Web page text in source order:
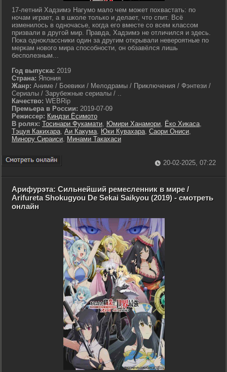
17-летний Хадзимэ Нагумо мало чем может похвастать: по
ночам играет, а в школе только и делает, что спит. Всё
изменилось в одночасье, когда его вместе со всем классом
призвали в другой мир. Правда, Хадзимэ не отличился и здесь.
Пока одноклассники один за другим открывали невероятные по
меркам нового мира способности, он обзавёлся лишь
бесполезным...
Год выпуска: 2019
Страна: Япония
Жанр: Аниме / Боевики / Мелодрамы / Приключения / Фэнтези /
Сериалы / Зарубежные сериалы / ..
Качество: WEBRip
Премьера в России: 2019-07-09
Режиссер: Киндзи Ёсимото
В ролях: Тосинари Фукамати, Юмири Ханамори, Ёко Хикаса,
Тэцуя Какихара, Аи Какума, Юки Кувахара, Саори Ониси,
Минору Сираиси, Минами Такахаси
20-02-2025, 07:22
Арифурэта: Сильнейший ремесленник в мире /
Arifureta Shokugyou De Sekai Saikyou (2019) - смотреть
онлайн